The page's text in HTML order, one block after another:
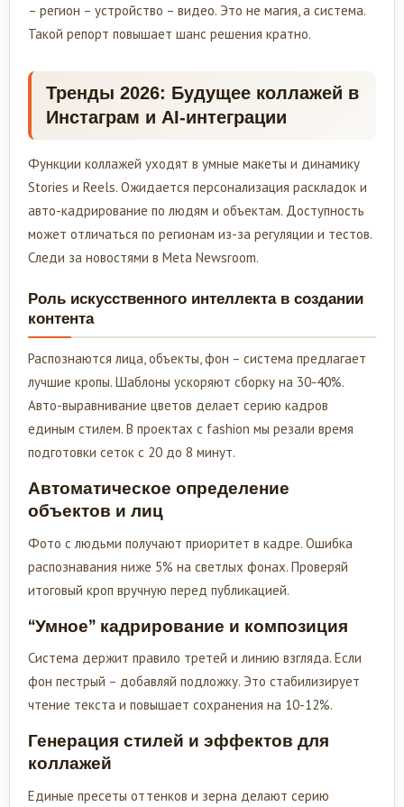
– регион – устройство – видео. Это не магия, а система.
Такой репорт повышает шанс решения кратно.
Тренды 2026: Будущее коллажей в
Инстаграм и AI-интеграции
Функции коллажей уходят в умные макеты и динамику
Stories и Reels. Ожидается персонализация раскладок и
авто-кадрирование по людям и объектам. Доступность
может отличаться по регионам из-за регуляции и тестов.
Следи за новостями в Meta Newsroom.
Роль искусственного интеллекта в создании
контента
Распознаются лица, объекты, фон – система предлагает
лучшие кропы. Шаблоны ускоряют сборку на 30-40%.
Авто-выравнивание цветов делает серию кадров
единым стилем. В проектах с fashion мы резали время
подготовки сеток с 20 до 8 минут.
Автоматическое определение
объектов и лиц
Фото с людьми получают приоритет в кадре. Ошибка
распознавания ниже 5% на светлых фонах. Проверяй
итоговый кроп вручную перед публикацией.
“Умное” кадрирование и композиция
Система держит правило третей и линию взгляда. Если
фон пестрый – добавляй подложку. Это стабилизирует
чтение текста и повышает сохранения на 10-12%.
Генерация стилей и эффектов для
коллажей
Единые пресеты оттенков и зерна делают серию